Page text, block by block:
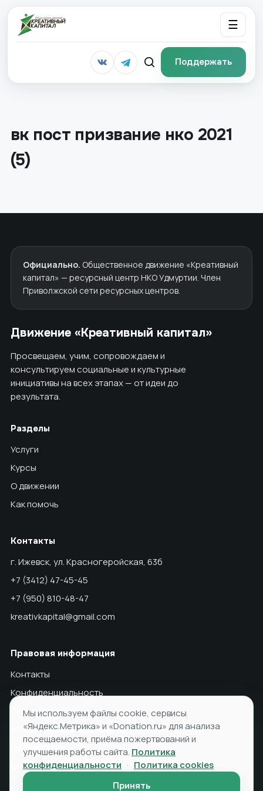
☰
Поддержать
вк пост призвание нко 2021
(5)
Официально. Общественное движение «Креативный
капитал» — ресурсный центр НКО Удмуртии. Член
Приволжской сети ресурсных центров.
Движение «Креативный капитал»
Просвещаем, учим, сопровождаем и
консультируем социальные и культурные
инициативы на всех этапах — от идеи до
результата.
Разделы
Услуги
Курсы
О движении
Как помочь
Контакты
г. Ижевск, ул. Красногеройская, 63б
+7 (3412) 47-45-45
+7 (950) 810-48-47
kreativkapital@gmail.com
Правовая информация
Контакты
Конфиденциальность
Политика cookies
Условия использования ПД
Официально
ВКонтакте
Мы используем файлы cookie, сервисы
«Яндекс.Метрика» и «Donation.ru» для анализа
посещаемости, приёма пожертвований и
улучшения работы сайта. Политика
конфиденциальности · Политика cookies
Принять